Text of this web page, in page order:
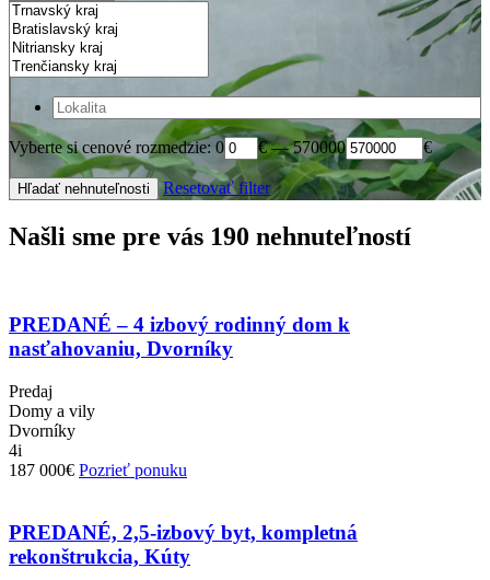
Vyberte si cenové rozmedzie: 0 €— 570000 €
Hľadať nehnuteľnosti Resetovať filter
Našli sme pre vás 190 nehnuteľností
PREDANÉ – 4 izbový rodinný dom k
nasťahovaniu, Dvorníky
Predaj
Domy a vily
Dvorníky
4i
187 000€ Pozrieť ponuku
PREDANÉ, 2,5-izbový byt, kompletná
rekonštrukcia, Kúty